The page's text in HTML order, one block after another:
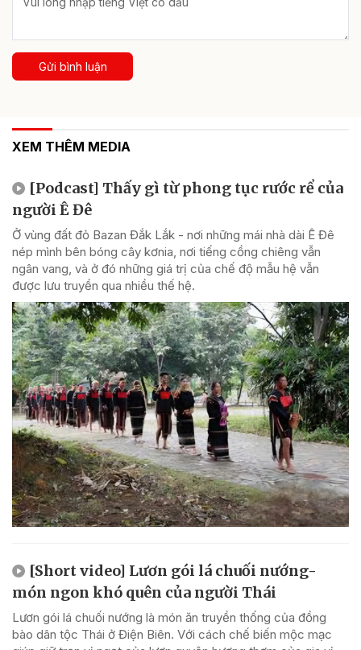
Gửi bình luận
XEM THÊM MEDIA
[Podcast] Thấy gì từ phong tục rước rể của
người Ê Đê
Ở vùng đất đỏ Bazan Đắk Lắk - nơi những mái nhà dài Ê Đê
nép mình bên bóng cây kơnia, nơi tiếng cồng chiêng vẫn
ngân vang, và ở đó những giá trị của chế độ mẫu hệ vẫn
được lưu truyền qua nhiều thế hệ.
[Short video] Lươn gói lá chuối nướng-
món ngon khó quên của người Thái
Lươn gói lá chuối nướng là món ăn truyền thống của đồng
bào dân tộc Thái ở Điện Biên. Với cách chế biến mộc mạc